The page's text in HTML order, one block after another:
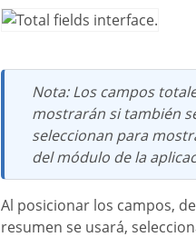
Nota: Los campos totales solo se
mostrarán si también
seleccionan para
del módulo de la
Al posicionar los campos, debe definir qué
resumen se usará,